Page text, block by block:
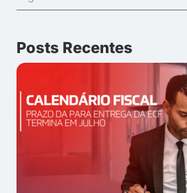
Posts Recentes